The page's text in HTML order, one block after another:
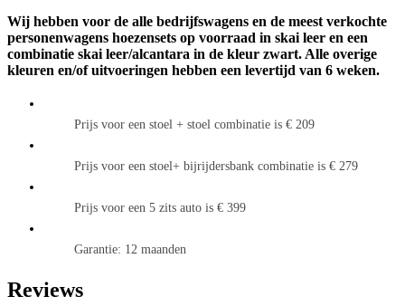
Wij hebben voor de alle bedrijfswagens en de meest verkochte
personenwagens hoezensets op voorraad in skai leer en een
combinatie skai leer/alcantara in de kleur zwart. Alle overige
kleuren en/of uitvoeringen hebben een levertijd van 6 weken.
Prijs voor een stoel + stoel combinatie is € 209
Prijs voor een stoel+ bijrijdersbank combinatie is € 279
Prijs voor een 5 zits auto is € 399
Garantie: 12 maanden
Reviews